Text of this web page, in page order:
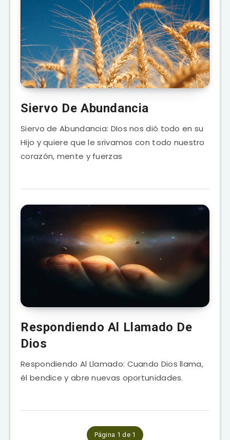
Siervo De Abundancia
Siervo de Abundancia: DIos nos dió todo en su
Hijo y quiere que le srivamos con todo nuestro
corazón, mente y fuerzas
Respondiendo Al Llamado De
Dios
Respondiendo Al Llamado: Cuando Dios llama,
él bendice y abre nuevas oportunidades.
Página 1 de 1